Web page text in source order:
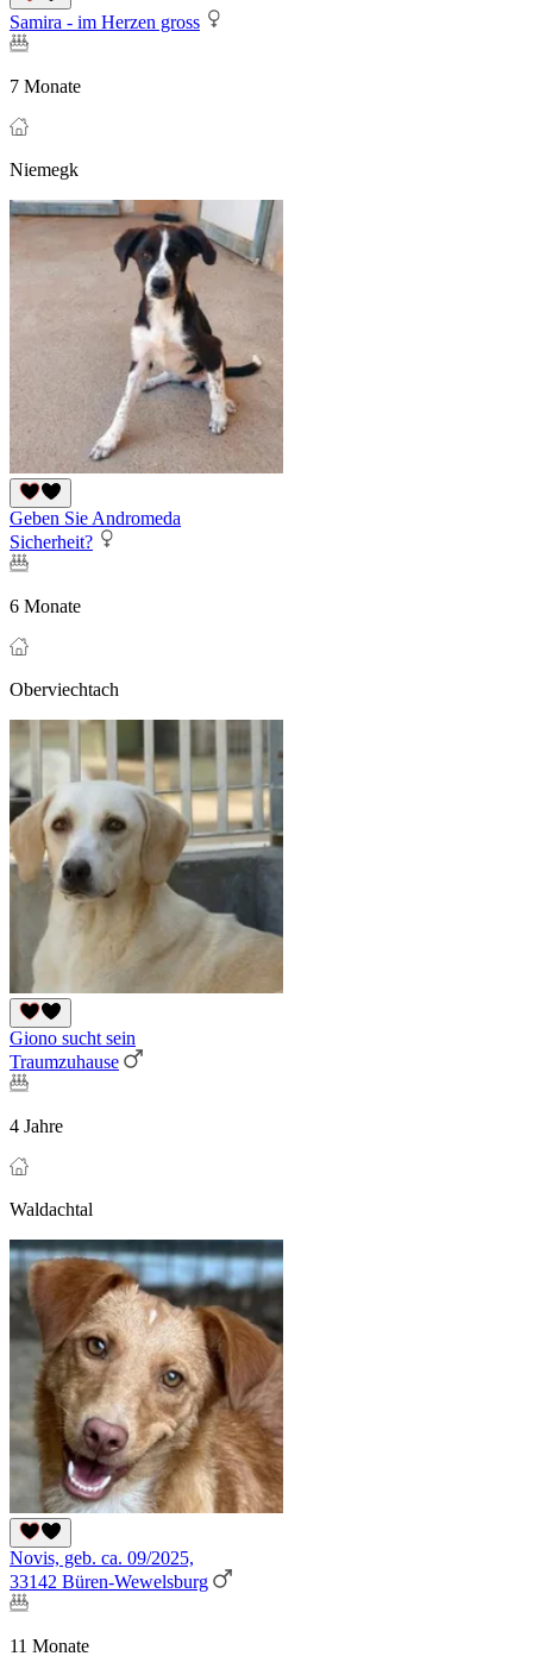
Samira - im Herzen gross
7 Monate
Niemegk
Geben Sie Andromeda
Sicherheit?
6 Monate
Oberviechtach
Giono sucht sein
Traumzuhause
4 Jahre
Waldachtal
Novis, geb. ca. 09/2025,
33142 Büren-Wewelsburg
11 Monate